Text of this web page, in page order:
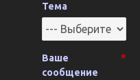
Тема
Ваше
сообщение